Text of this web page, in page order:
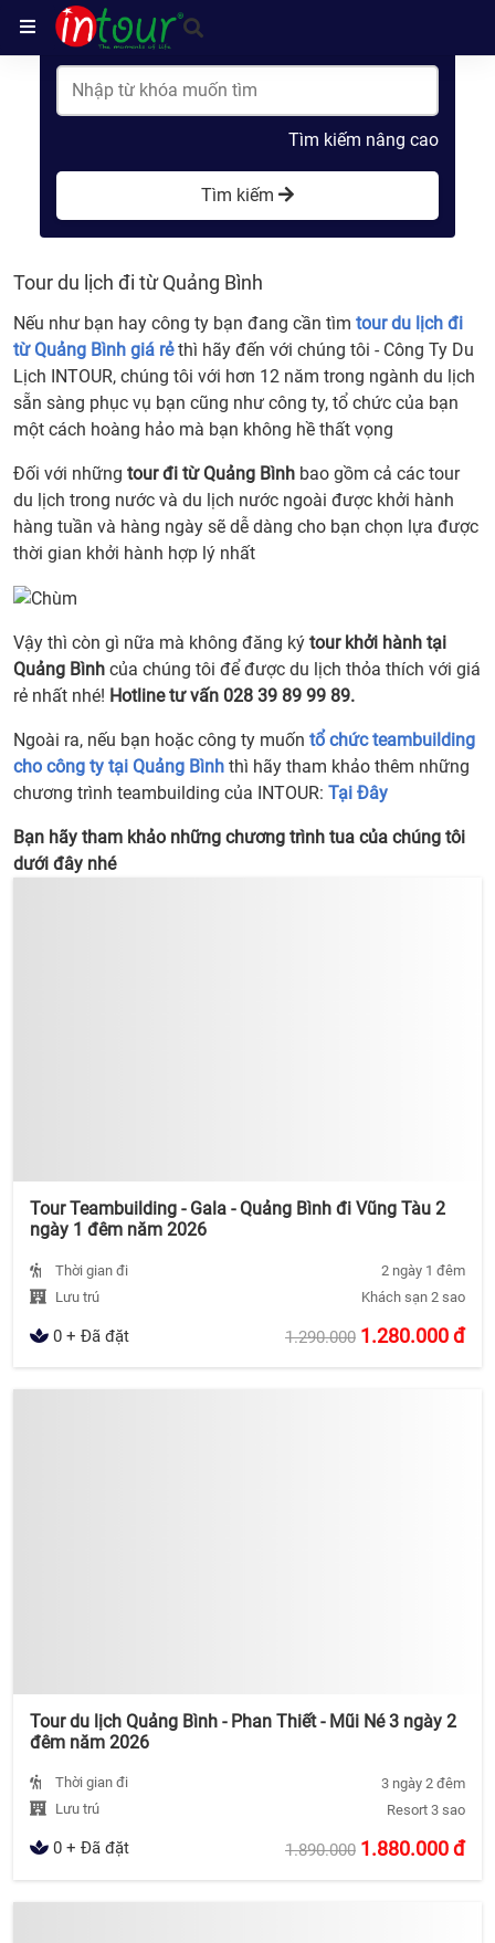
Trang chủ Tour du lịch đi từ Quảng Bình
Tìm kiếm nâng cao
Tìm kiếm
Tour du lịch đi từ Quảng Bình
Nếu như bạn hay công ty bạn đang cần tìm tour du lịch đi
từ Quảng Bình giá rẻthì hãy đến với chúng tôi - Công Ty Du
Lịch INTOUR, chúng tôi với hơn 12 năm trong ngành du lịch
sẵn sàng phục vụ bạn cũng như công ty, tổ chức của bạn
một cách hoàng hảo mà bạn không hề thất vọng
Đối với những tour đi từ Quảng Bình bao gồm cả các tour
du lịch trong nước và du lịch nước ngoài được khởi hành
hàng tuần và hàng ngày sẽ dễ dàng cho bạn chọn lựa được
thời gian khởi hành hợp lý nhất
Vậy thì còn gì nữa mà không đăng ký tour khởi hành tại
Quảng Bình của chúng tôi để được du lịch thỏa thích với giá
rẻ nhất nhé! Hotline tư vấn 028 39 89 99 89.
Ngoài ra, nếu bạn hoặc công ty muốn tổ chức teambuilding
cho công ty tại Quảng Bình thì hãy tham khảo thêm những
chương trình teambuilding của INTOUR: Tại Đây
Bạn hãy tham khảo những chương trình tua của chúng tôi
dưới đây nhé
Tour Teambuilding - Gala - Quảng Bình đi Vũng Tàu 2
ngày 1 đêm năm 2026
Thời gian đi
2 ngày 1 đêm
Lưu trú
Khách sạn 2 sao
0 + Đã đặt 1.290.000 1.280.000đ
Tour du lịch Quảng Bình - Phan Thiết - Mũi Né 3 ngày 2
đêm năm 2026
Thời gian đi
3 ngày 2 đêm
Lưu trú
Resort 3 sao
0 + Đã đặt 1.890.000 1.880.000đ